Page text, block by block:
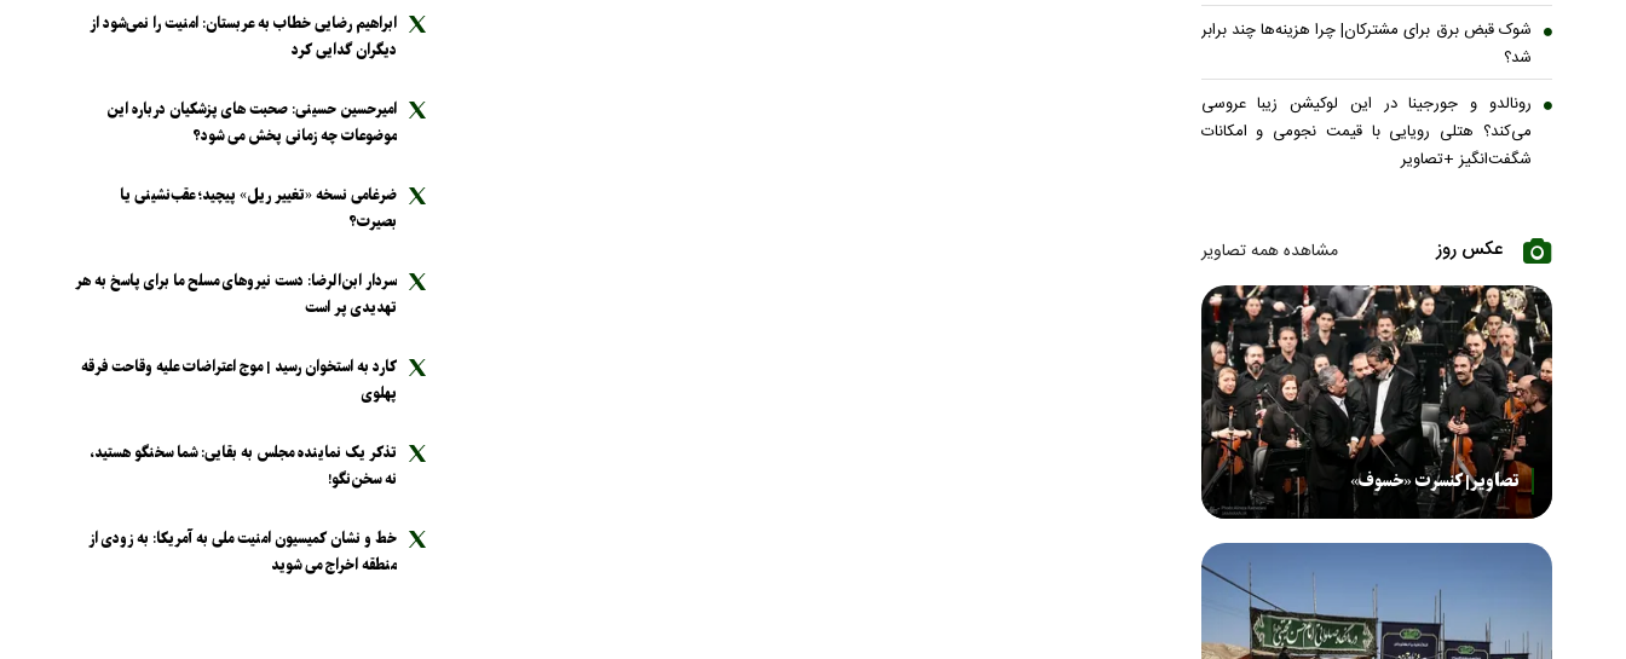
شوک قبض برق برای مشترکان| چرا هزینه‌ها چند برابر
شد؟
رونالدو و جورجینا در این لوکیشن زیبا عروسی
می‌کند؟ هتلی رویایی با قیمت نجومی و امکانات
شگفت‌انگیز +تصاویر
عکس روز مشاهده همه تصاویر
تصاویر| کنسرت «خسوف»
ابراهیم رضایی خطاب به عربستان: امنیت را نمی‌شود از
دیگران گدایی کرد
امیرحسین حسینی: صحبت های پزشکیان درباره این
موضوعات چه زمانی پخش می شود؟
ضرغامی نسخه «تغییر ریل» پیچید؛ عقب‌نشینی یا
بصیرت؟
سردار ابن‌الرضا: دست نیرو‌های مسلح ما برای پاسخ به هر
تهدیدی پر است
کارد به استخوان رسید | موج اعتراضات علیه وقاحت فرقه
پهلوی
تذکر یک نماینده مجلس به بقایی: شما سخنگو هستید،
نه سخن‌نگو!
خط و نشان کمیسیون امنیت ملی به آمریکا: به زودی از
منطقه اخراج می شوید